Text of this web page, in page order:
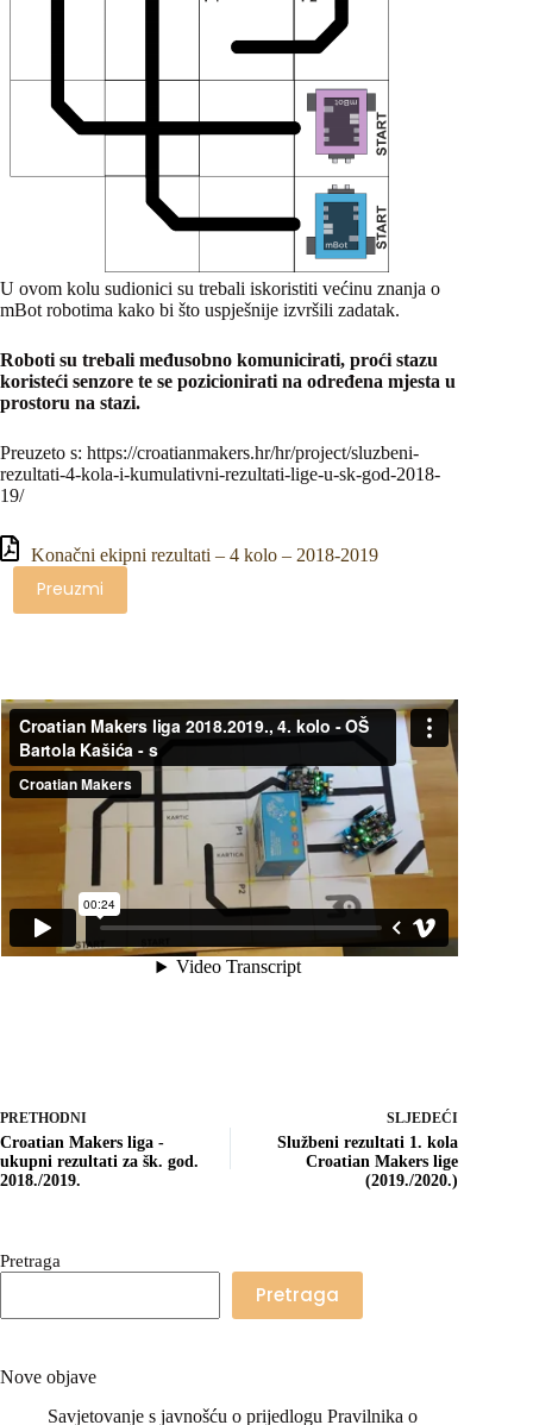
U ovom kolu sudionici su trebali iskoristiti većinu znanja o
mBot robotima kako bi što uspješnije izvršili zadatak.
Roboti su trebali međusobno komunicirati, proći stazu
koristeći senzore te se pozicionirati na određena mjesta u
prostoru na stazi.
Preuzeto s: https://croatianmakers.hr/hr/project/sluzbeni-
rezultati-4-kola-i-kumulativni-rezultati-lige-u-sk-god-2018-
19/
Konačni ekipni rezultati – 4 kolo – 2018-2019
Preuzmi
PRETHODNI
Croatian Makers liga -
ukupni rezultati za šk. god.
2018./2019.
SLJEDEĆI
Službeni rezultati 1. kola
Croatian Makers lige
(2019./2020.)
Pretraga
Pretraga
Nove objave
Savjetovanje s javnošću o prijedlogu Pravilnika o